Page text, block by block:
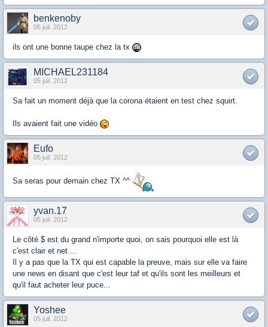
benkenoby
05 juil. 2012
ils ont une bonne taupe chez la tx
MICHAEL231184
05 juil. 2012
Sa fait un moment déjà que la corona étaient en test chez squirt.
Ils avaient fait une vidéo
Eufo
05 juil. 2012
Sa seras pour demain chez TX ^^
yvan.17
05 juil. 2012
Le côté $ est du grand n'importe quoi, on sais pourquoi elle est là
c'est clair et net ...
Il y a pas que la TX qui est capable la preuve, mais sur elle va faire
une news en disant que c'est leur taf et qu'ils sont les meilleurs et
qu'il faut acheter leur puce...
Yoshee
05 juil. 2012